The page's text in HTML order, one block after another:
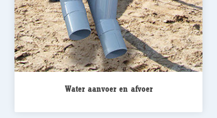
Water aanvoer en afvoer